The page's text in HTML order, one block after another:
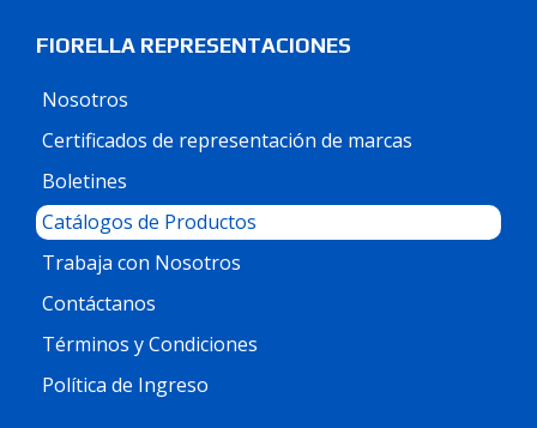
FIORELLA REPRESENTACIONES
Nosotros
Certificados de representación de marcas
Boletines
Catálogos de Productos
Trabaja con Nosotros
Contáctanos
Términos y Condiciones
Política de Ingreso